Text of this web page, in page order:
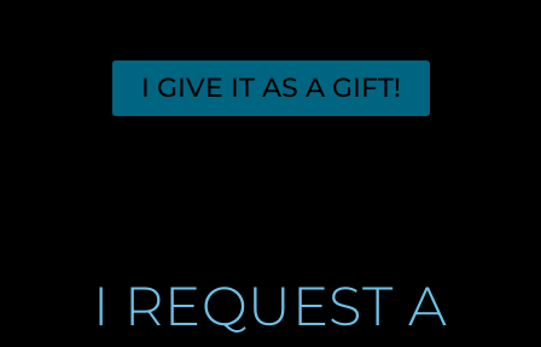
I GIVE IT AS A GIFT!
I REQUEST A